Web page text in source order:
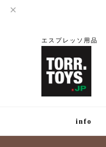
エスプレッソ用品
info